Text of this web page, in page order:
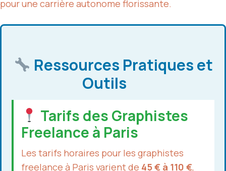
pour une carrière autonome florissante.
Ressources Pratiques et
Outils
Tarifs des Graphistes
Freelance à Paris
Les tarifs horaires pour les graphistes
freelance à Paris varient de 45 € à 110 €,